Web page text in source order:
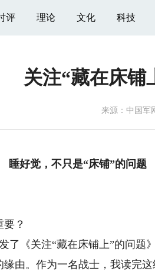
评 理论 文化 科技
关注“藏在床铺
来源： 中国军
睡好觉，不只是“床铺”的问题
？
《关注“藏在床铺上”的问题
由。作为一名战士，我读完